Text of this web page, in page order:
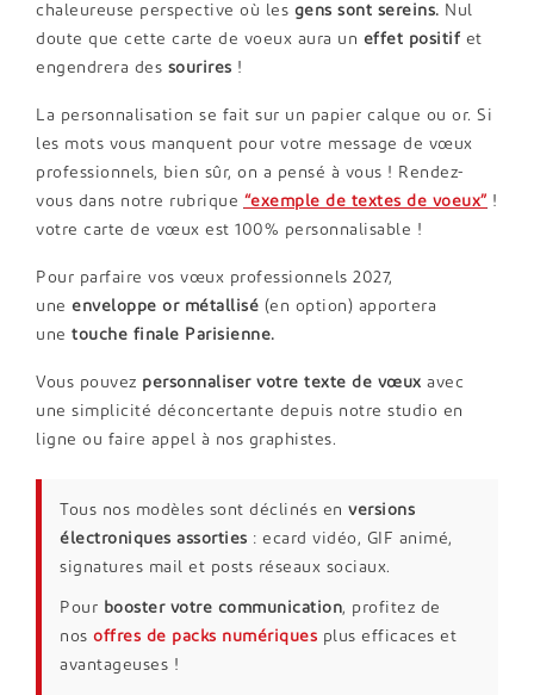
chaleureuse perspective où les gens sont sereins. Nul
doute que cette carte de voeux aura un effet positif et
engendrera des sourires !
La personnalisation se fait sur un papier calque ou or. Si
les mots vous manquent pour votre message de vœux
professionnels, bien sûr, on a pensé à vous ! Rendez-
vous dans notre rubrique “exemple de textes de voeux” !
votre carte de vœux est 100% personnalisable !
Pour parfaire vos vœux professionnels 2027,
une enveloppe or métallisé (en option) apportera
une touche finale Parisienne.
Vous pouvez personnaliser votre texte de vœux avec
une simplicité déconcertante depuis notre studio en
ligne ou faire appel à nos graphistes.
Tous nos modèles sont déclinés en versions
électroniques assorties : ecard vidéo, GIF animé,
signatures mail et posts réseaux sociaux.
Pour booster votre communication, profitez de
nos offres de packs numériques plus efficaces et
avantageuses !